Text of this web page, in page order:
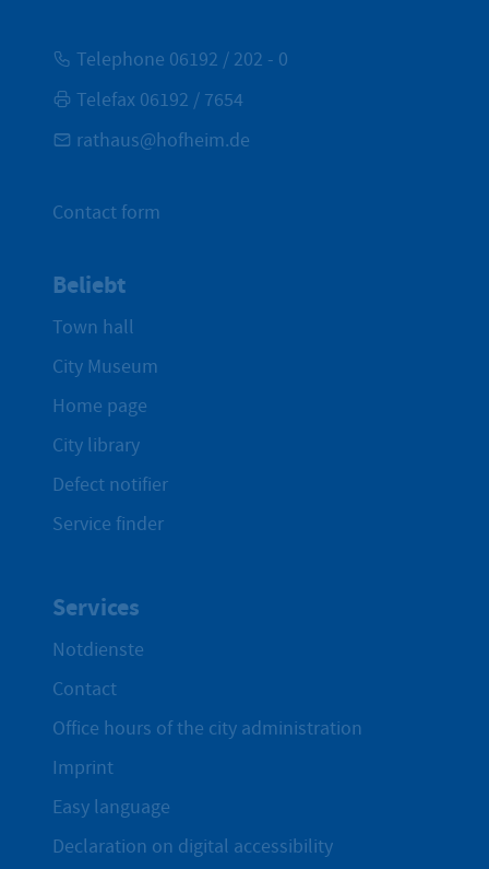
Telephone 06192 / 202 - 0
Telefax 06192 / 7654
rathaus@hofheim.de
Contact form
Beliebt
Town hall
City Museum
Home page
City library
Defect notifier
Service finder
Services
Notdienste
Contact
Office hours of the city administration
Imprint
Easy language
Declaration on digital accessibility